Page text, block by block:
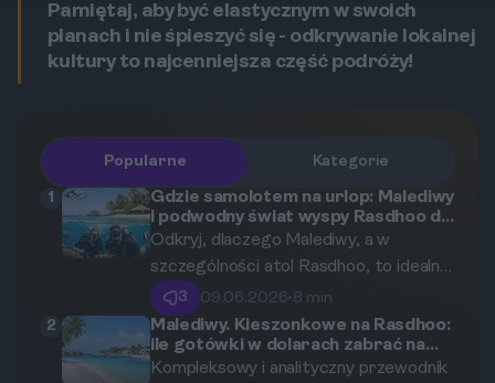
Pamiętaj, aby być elastycznym w swoich
planach i nie śpieszyć się - odkrywanie lokalnej
kultury to najcenniejsza część podróży!
Popularne Kategorie
1
Gdzie samolotem na urlop: Malediwy
i podwodny świat wyspy Rasdhoo dla
początkujących nurków
Odkryj, dlaczego Malediwy, a w
szczególności atol Rasdhoo, to idealne
miejsce na rozpoczęcie swojej
przygody z nurkowaniem. Ten
kompleksowy przewodnik zabierze Cię
w podróż po najlepszych miejscach
3 09.06.2026•8 min
2
Malediwy. Kieszonkowe na Rasdhoo:
ile gotówki w dolarach zabrać na
codzienne wydatki?
Kompleksowy i analityczny przewodnik